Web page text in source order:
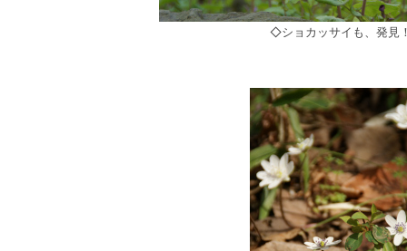
◇ショカッサイも、発見